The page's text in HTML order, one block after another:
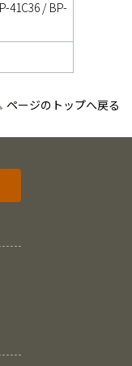
41C36 / BP-
ページのトップへ戻る